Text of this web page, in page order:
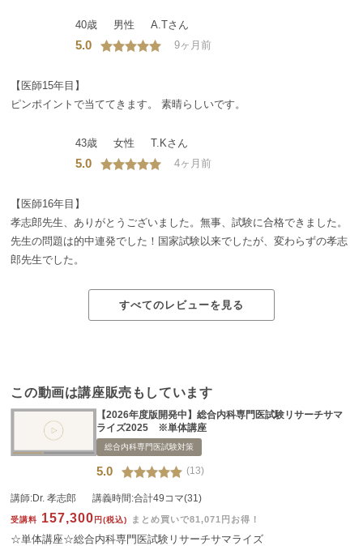
40歳 男性 A.Tさん
5.0 9ヶ月前
【医師15年目】
ピンポイントで当ててきます。 素晴らしいです。
43歳 女性 T.Kさん
5.0 4ヶ月前
【医師16年目】
孝志郎先生、ありがとうございました。無事、試験に合格できました。
先生の問題は的中連発でした！国家試験以来でしたが、変わらずの孝志
郎先生でした。
すべてのレビューを見る
この動画は講座販売もしています
【2026年度版開発中】総合内科専門医試験リサーチサマ
ライズ2025 ※単体講座
総合内科専門医試験対策
5.0 (13)
講師:Dr. 孝志郎 講義時間:合計49コマ(31)
受講料 157,300 円(税込) まとめ買いで81,071円お得！
☆単体講座☆総合内科専門医試験リサーチサマライズ